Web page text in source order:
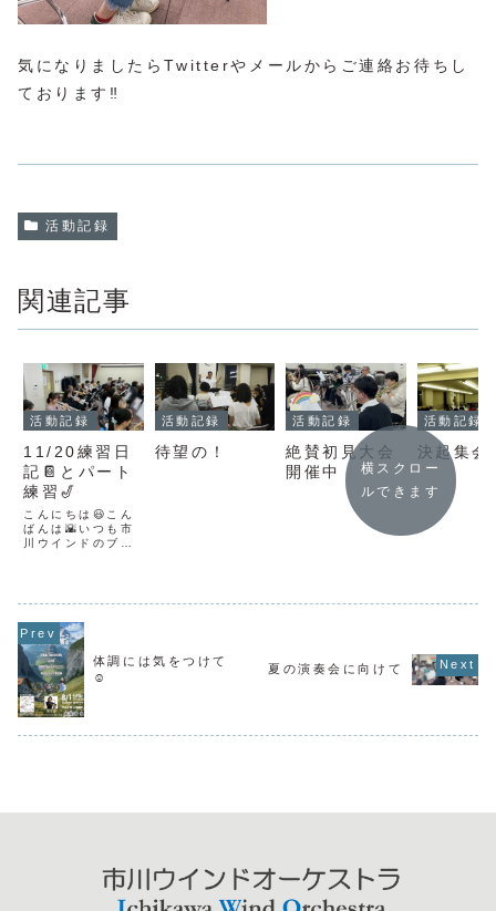
気になりましたらTwitterやメールからご連絡お待ちし
ております‼︎
活動記録
関連記事
活動記録
11/20練習日
記📔とパート
練習🎷
こんにちは😃こん
ばんは🌇いつも市
川ウインドのブロ
川駅南公民館にて
2部の曲を中心に
合わせていきまし
た♪ありがたいこと
に団員も増えて、
お部屋いっぱいで
練習中🙌今回2部
は映画音楽...
活動記録
待望の！
活動記録
絶賛初見大会
開催中
活動記録
決起集会
横スクロー
ルできます
体調には気をつけて
☺️
夏の演奏会に向けて